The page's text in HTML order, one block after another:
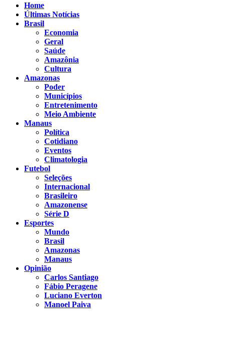
Home
Últimas Notícias
Brasil
Economia
Geral
Saúde
Amazônia
Cultura
Amazonas
Poder
Municípios
Entretenimento
Meio Ambiente
Manaus
Política
Cotidiano
Eventos
Climatologia
Futebol
Seleções
Internacional
Brasileiro
Amazonense
Série D
Esportes
Mundo
Brasil
Amazonas
Manaus
Opinião
Carlos Santiago
Fábio Peragene
Luciano Everton
Manoel Paiva